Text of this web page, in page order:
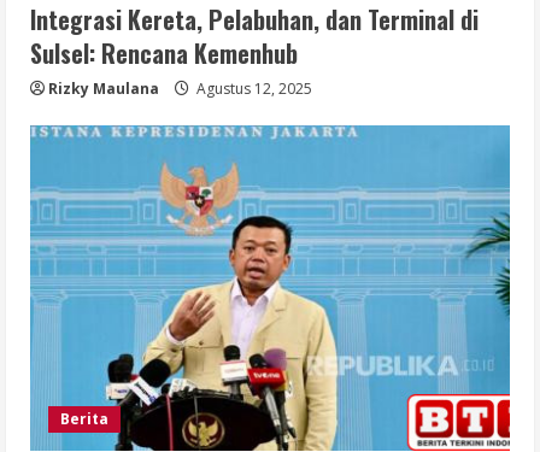
Integrasi Kereta, Pelabuhan, dan Terminal di
Sulsel: Rencana Kemenhub
Rizky Maulana Agustus 12, 2025
Berita